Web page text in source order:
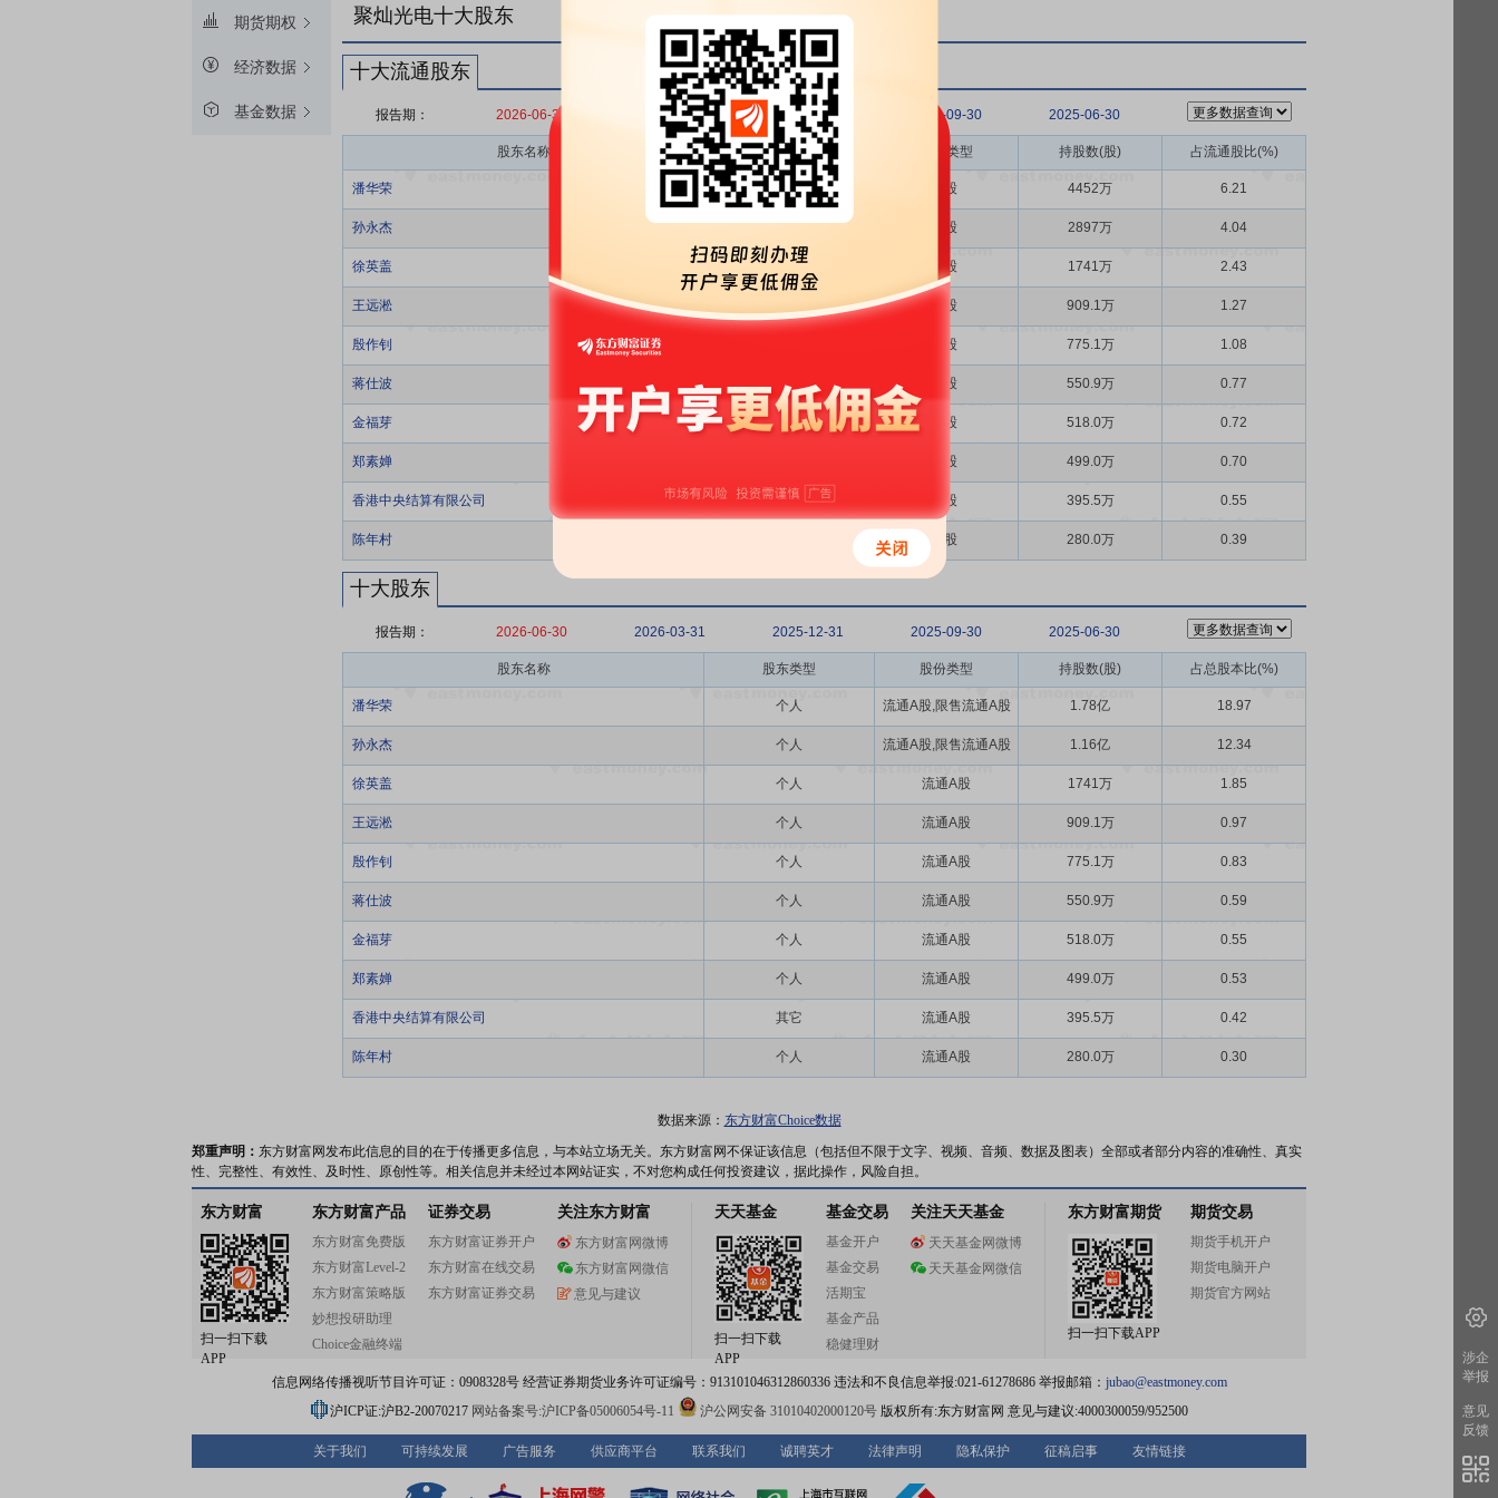
期货期权
经济数据
基金数据
聚灿光电十大股东
十大流通股东
报告期： 2026-06-30 2026-03-31 2025-12-31 2025-09-30 2025-06-30
股东名称 股东类型 股份类型 持股数(股) 占流通股比(%)
潘华荣 个人 A股 4452万 6.21
孙永杰 个人 A股 2897万 4.04
徐英盖 个人 A股 1741万 2.43
王远淞 A股 909.1万 1.27
殷作钊 A股 775.1万 1.08
蒋仕波 个人 A股 550.9万 0.77
金福芽 个人 A股 518.0万 0.72
郑素婵 A股 499.0万 0.70
香港中央结算有限公司 其它 A股 395.5万 0.55
陈年村 A股 280.0万 0.39
十大股东
报告期： 2026-06-30 2026-03-31 2025-12-31 2025-09-30 2025-06-30
股东名称 股东类型 股份类型 持股数(股) 占总股本比(%)
潘华荣 个人 流通A股,限售流通A股 1.78亿 18.97
孙永杰 个人 流通A股,限售流通A股 1.16亿 12.34
徐英盖 个人 流通A股 1741万 1.85
王远淞 个人 流通A股 909.1万 0.97
殷作钊 个人 流通A股 775.1万 0.83
蒋仕波 个人 流通A股 550.9万 0.59
金福芽 个人 流通A股 518.0万 0.55
郑素婵 个人 流通A股 499.0万 0.53
香港中央结算有限公司 其它 流通A股 395.5万 0.42
陈年村 个人 流通A股 280.0万 0.30
数据来源： 东方财富Choice数据
郑重声明： 东方财富网发布此信息的目的在于传播更多信息，与本站立场无关。东方财富网不保证该信息（包括但不限于文字、视频、音频、数据及图表）全部或者部分内容的准确性、真实
性、完整性、有效性、及时性、原创性等。相关信息并未经过本网站证实，不对您构成任何投资建议，据此操作，风险自担。
东方财富
扫一扫下载
APP
东方财富产品
东方财富免费版
东方财富Level-2
东方财富策略版
妙想投研助理
Choice金融终端
证券交易
东方财富证券开户
东方财富在线交易
东方财富证券交易
关注东方财富
东方财富网微博
东方财富网微信
意见与建议
天天基金
扫一扫下载
APP
基金交易
基金开户
基金交易
活期宝
基金产品
稳健理财
关注天天基金
天天基金网微博
天天基金网微信
东方财富期货
扫一扫下载APP
期货交易
期货手机开户
期货电脑开户
期货官方网站
信息网络传播视听节目许可证：0908328号 经营证券期货业务许可证编号：913101046312860336 违法和不良信息举报:021-61278686 举报邮箱： jubao@eastmoney.com
沪ICP证:沪B2-20070217 网站备案号:沪ICP备05006054号-11 沪公网安备 31010402000120号版权所有:东方财富网 意见与建议:4000300059/952500
关于我们 可持续发展 广告服务 供应商平台 联系我们 诚聘英才 法律声明 隐私保护 征稿启事 友情链接
涉企
举报
意见
反馈